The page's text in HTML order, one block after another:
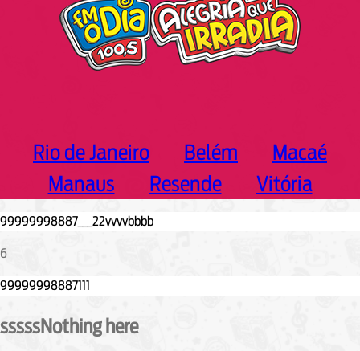
Rio de Janeiro Belém
Macaé
Manaus
Resende Vitória
6
sssssNothing here